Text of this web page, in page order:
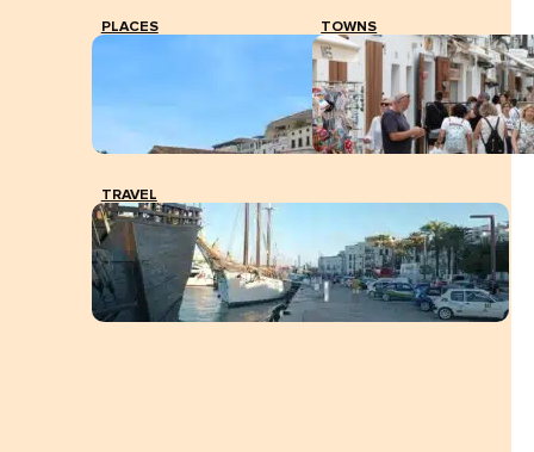
PLACES TOWNS
TRAVEL